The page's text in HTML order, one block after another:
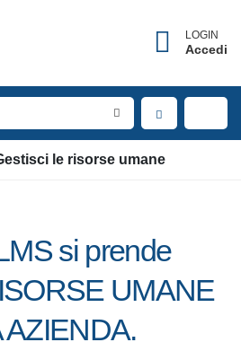
LOGIN
Accedi
Gestisci le risorse umane
si prende
UMANE